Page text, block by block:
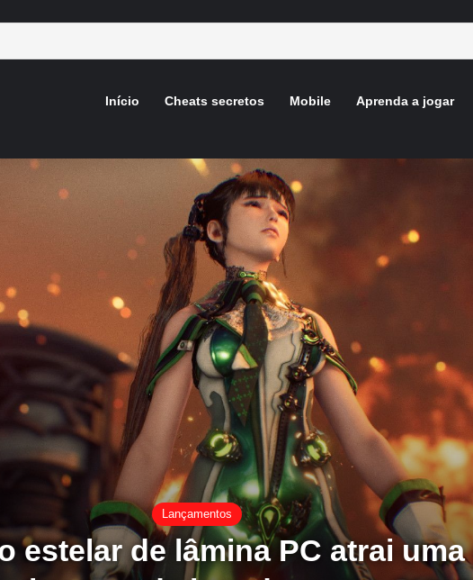
Início Cheats secretos Mobile Aprenda a jogar
Lançamentos
estelar de lâmina PC atrai